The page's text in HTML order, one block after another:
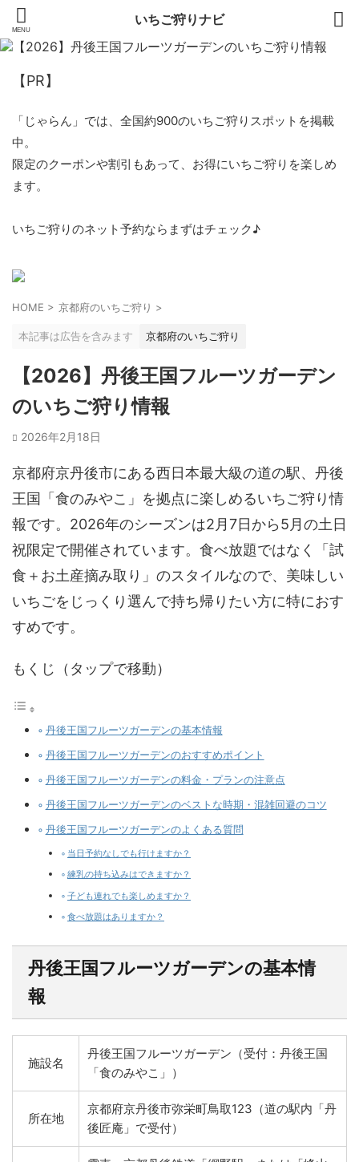
いちご狩りナビ
【PR】
「じゃらん」では、全国約900のいちご狩りスポットを掲載
中。
限定のクーポンや割引もあって、お得にいちご狩りを楽しめ
ます。
いちご狩りのネット予約ならまずはチェック♪
HOME > 京都府のいちご狩り >
本記事は広告を含みます 京都府のいちご狩り
【2026】丹後王国フルーツガーデン
のいちご狩り情報
2026年2月18日
京都府京丹後市にある西日本最大級の道の駅、丹後
王国「食のみやこ」を拠点に楽しめるいちご狩り情
報です。2026年のシーズンは2月7日から5月の土日
祝限定で開催されています。食べ放題ではなく「試
食＋お土産摘み取り」のスタイルなので、美味しい
いちごをじっくり選んで持ち帰りたい方に特におす
すめです。
もくじ（タップで移動）
丹後王国フルーツガーデンの基本情報
丹後王国フルーツガーデンのおすすめポイント
丹後王国フルーツガーデンの料金・プランの注意点
丹後王国フルーツガーデンのベストな時期・混雑回避のコツ
丹後王国フルーツガーデンのよくある質問
当日予約なしでも行けますか？
練乳の持ち込みはできますか？
子ども連れでも楽しめますか？
食べ放題はありますか？
丹後王国フルーツガーデンの基本情
報
施設名
丹後王国フルーツガーデン（受付：丹後王国
「食のみやこ」）
所在地
京都府京丹後市弥栄町鳥取123（道の駅内「丹
後匠庵」で受付）